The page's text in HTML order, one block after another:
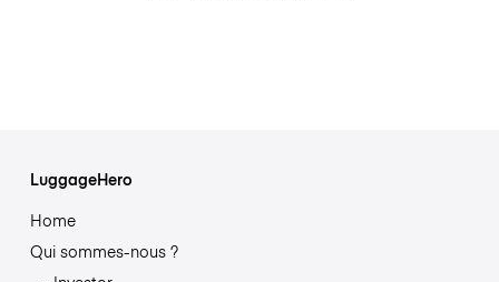
LuggageHero
Home
Qui sommes-nous ?